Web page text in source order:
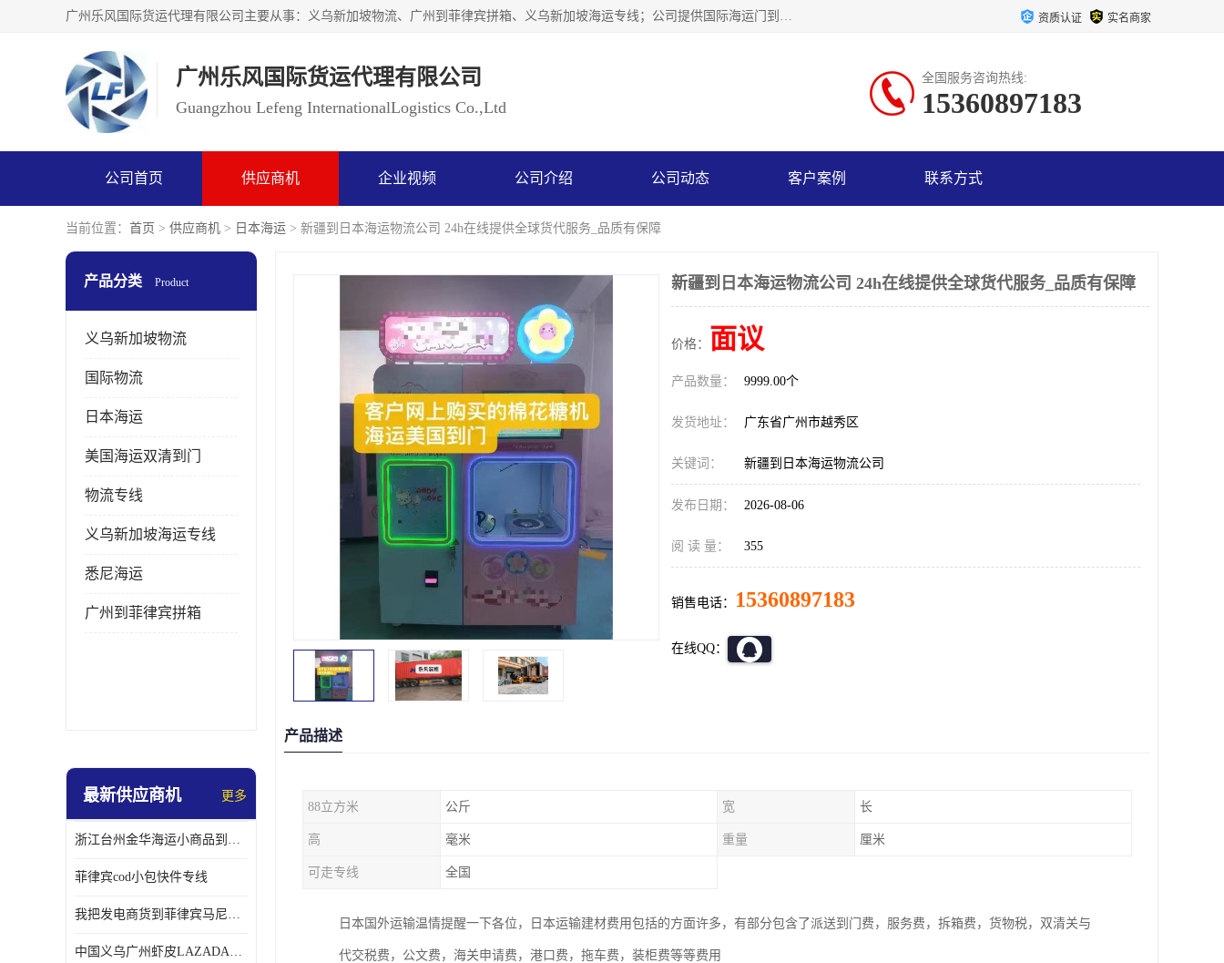
广州乐风国际货运代理有限公司主要从事：义乌新加坡物流、广州到菲律宾拼箱、义乌新加坡海运专线；公司提供国际海运门到门一条龙服务，目前开通的国际海运线路有：澳大利亚国际海运双清到门、美国国际海运双清到门、加拿大国际海运双清到门、新西兰国际海运双清到门等等。以上线路，客户的无论是发小散货拼箱或者包柜发运，我们均可以提供一条龙到门服务，乐风公司有着8年的国际货运到门经验。 资质认证 实名商家
广州乐风国际货运代理有限公司
Guangzhou Lefeng InternationalLogistics Co.,Ltd
全国服务咨询热线:
15360897183
公司首页 供应商机 企业视频 公司介绍 公司动态 客户案例 联系方式
当前位置： 首页 > 供应商机 > 日本海运 > 新疆到日本海运物流公司 24h在线提供全球货代服务_品质有保障
产品分类 Product
义乌新加坡物流
国际物流
日本海运
美国海运双清到门
物流专线
义乌新加坡海运专线
悉尼海运
广州到菲律宾拼箱
最新供应商机 更多
浙江台州金华海运小商品到菲律宾马尼拉怎样收费
菲律宾cod小包快件专线
我把发电商货到菲律宾马尼拉独立站海运经验告诉您
中国义乌广州虾皮LAZADA电商货海运菲律宾怎样收费
新疆到日本海运物流公司 24h在线提供全球货代服务_品质有保障
价格： 面议
产品数量： 9999.00个
发货地址： 广东省广州市越秀区
关键词： 新疆到日本海运物流公司
发布日期： 2026-08-06
阅 读 量： 355
销售电话： 15360897183
在线QQ：
产品描述
88立方米 公斤 宽 长
高 毫米 重量 厘米
可走专线 全国
日本国外运输温情提醒一下各位，日本运输建材费用包括的方面许多，有部分包含了派送到门费，服务费，拆箱费，货物税，双清关与
代交税费，公文费，海关申请费，港口费，拖车费，装柜费等等费用